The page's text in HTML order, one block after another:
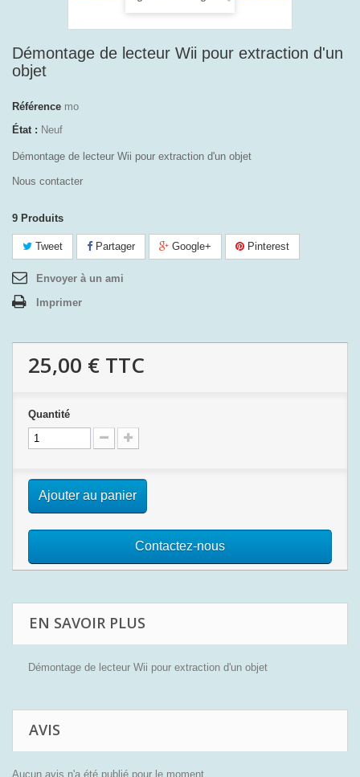
Démontage de lecteur Wii pour extraction d'un
objet
Référence mo
État : Neuf
Démontage de lecteur Wii pour extraction d'un objet
Nous contacter
9 Produits
Tweet Partager Google+ Pinterest
Envoyer à un ami
Imprimer
25,00 € TTC
Quantité
Ajouter au panier
Contactez-nous
EN SAVOIR PLUS
Démontage de lecteur Wii pour extraction d'un objet
AVIS
Aucun avis n'a été publié pour le moment.